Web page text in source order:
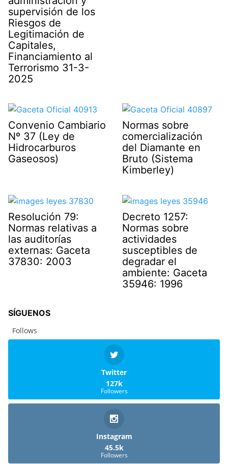
supervisión de los
Riesgos de
Legitimación de
Capitales,
Financiamiento al
Terrorismo 31-3-
2025
Convenio Cambiario
Nº 37 (Ley de
Hidrocarburos
Gaseosos)
Normas sobre
comercialización
del Diamante en
Bruto (Sistema
Kimberley)
Resolución 79:
Normas relativas a
las auditorías
externas: Gaceta
37830: 2003
Decreto 1257:
Normas sobre
actividades
susceptibles de
degradar el
ambiente: Gaceta
35946: 1996
SÍGUENOS
Follows
Twitter
127k
Followers
Instagram
45.5k
Followers